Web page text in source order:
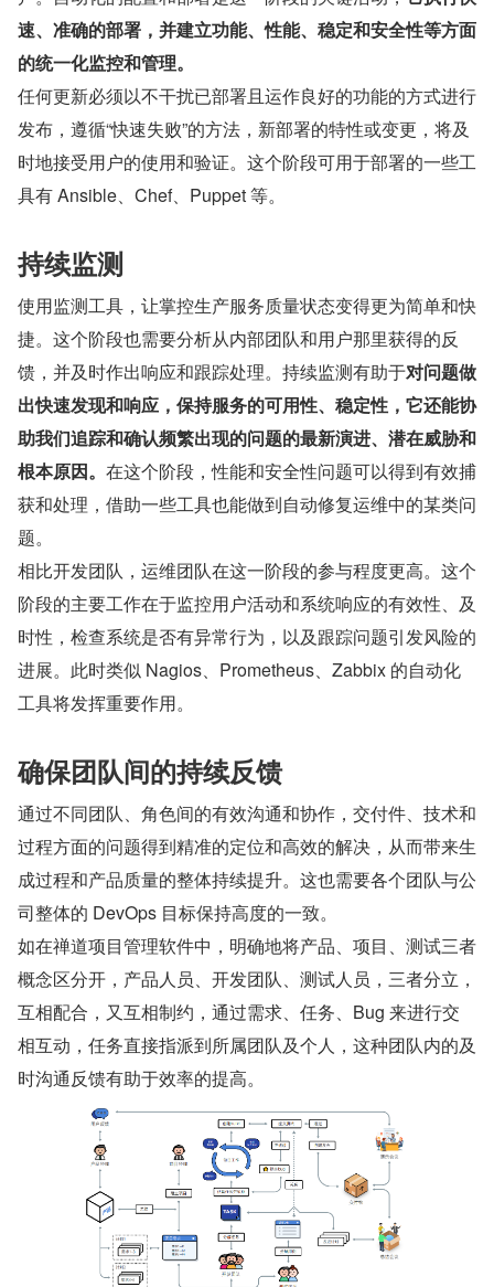
速、准确的部署，并建立功能、性能、稳定和安全性等方面
的统一化监控和管理。
任何更新必须以不干扰已部署且运作良好的功能的方式进行
发布，遵循“快速失败”的方法，新部署的特性或变更，将及
时地接受用户的使用和验证。这个阶段可用于部署的一些工
具有 Ansible、Chef、Puppet 等。
持续监测
使用监测工具，让掌控生产服务质量状态变得更为简单和快
捷。这个阶段也需要分析从内部团队和用户那里获得的反
馈，并及时作出响应和跟踪处理。持续监测有助于对问题做
出快速发现和响应，保持服务的可用性、稳定性，它还能协
助我们追踪和确认频繁出现的问题的最新演进、潜在威胁和
根本原因。 在这个阶段，性能和安全性问题可以得到有效捕
获和处理，借助一些工具也能做到自动修复运维中的某类问
题。
相比开发团队，运维团队在这一阶段的参与程度更高。这个
阶段的主要工作在于监控用户活动和系统响应的有效性、及
时性，检查系统是否有异常行为，以及跟踪问题引发风险的
进展。此时类似 Nagios、Prometheus、Zabbix 的自动化
工具将发挥重要作用。
确保团队间的持续反馈
通过不同团队、角色间的有效沟通和协作，交付件、技术和
过程方面的问题得到精准的定位和高效的解决，从而带来生
成过程和产品质量的整体持续提升。这也需要各个团队与公
司整体的 DevOps 目标保持高度的一致。
如在禅道项目管理软件中，明确地将产品、项目、测试三者
概念区分开，产品人员、开发团队、测试人员，三者分立，
互相配合，又互相制约，通过需求、任务、Bug 来进行交
相互动，任务直接指派到所属团队及个人，这种团队内的及
时沟通反馈有助于效率的提高。